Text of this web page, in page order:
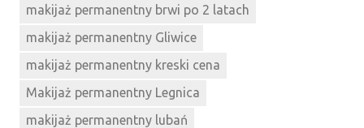
makijaż permanentny brwi po 2 latach
makijaż permanentny Gliwice
makijaż permanentny kreski cena
Makijaż permanentny Legnica
makijaż permanentny lubań